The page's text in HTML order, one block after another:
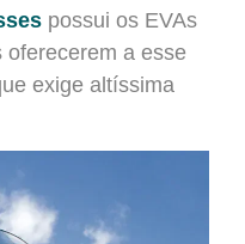
possui os EVAs
oferecerem a esse
exige altíssima